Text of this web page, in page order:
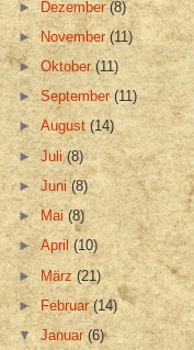
►Dezember(8)
►November(11)
►Oktober(11)
►September(11)
►August(14)
►Juli(8)
►Juni(8)
►Mai(8)
►April(10)
► März(21)
►Februar(14)
▼Januar(6)